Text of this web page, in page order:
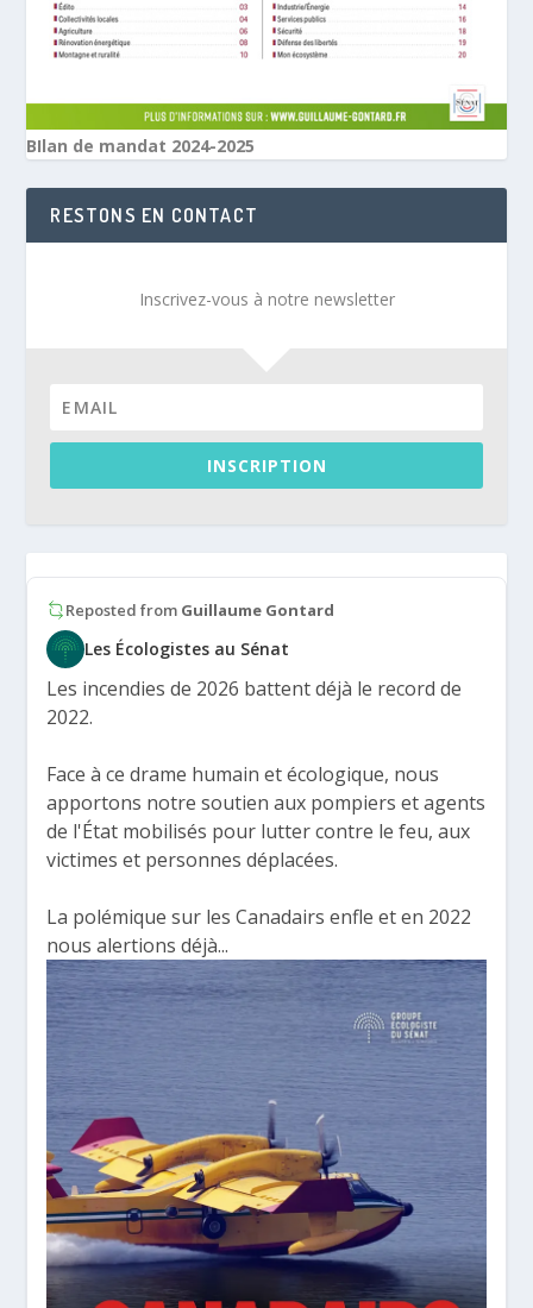
BIlan de mandat 2024-2025
RESTONS EN CONTACT
Inscrivez-vous à notre newsletter
INSCRIPTION
Reposted from Guillaume Gontard
Les Écologistes au Sénat
Les incendies de 2026 battent déjà le record de
2022.
Face à ce drame humain et écologique, nous
apportons notre soutien aux pompiers et agents
de l'État mobilisés pour lutter contre le feu, aux
victimes et personnes déplacées.
La polémique sur les Canadairs enfle et en 2022
nous alertions déjà...